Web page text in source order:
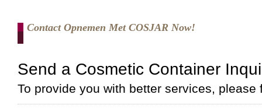
Contact Opnemen Met COSJAR Now!